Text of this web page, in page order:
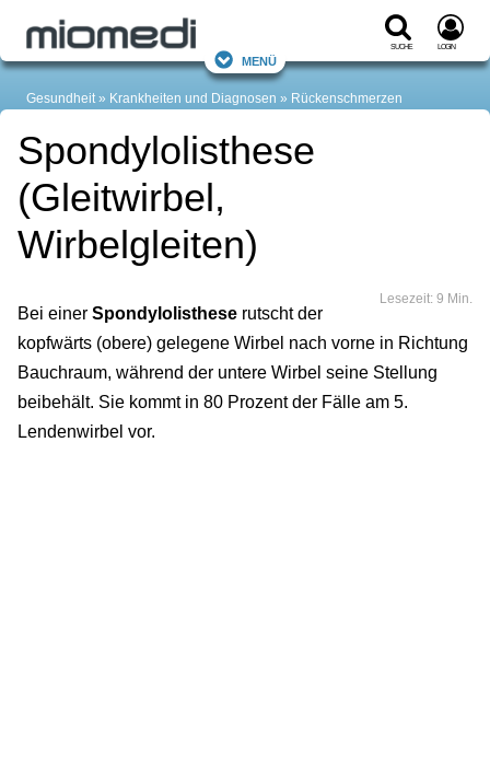
Suche Login
Menü
Gesundheit Krankheiten und Diagnosen Rückenschmerzen
Spondylolisthese
(Gleitwirbel,
Wirbelgleiten)
Lesezeit: 9 Min.
Bei einer Spondylolisthese rutscht der
kopfwärts (obere) gelegene Wirbel nach vorne in Richtung
Bauchraum, während der untere Wirbel seine Stellung
beibehält. Sie kommt in 80 Prozent der Fälle am 5.
Lendenwirbel vor.